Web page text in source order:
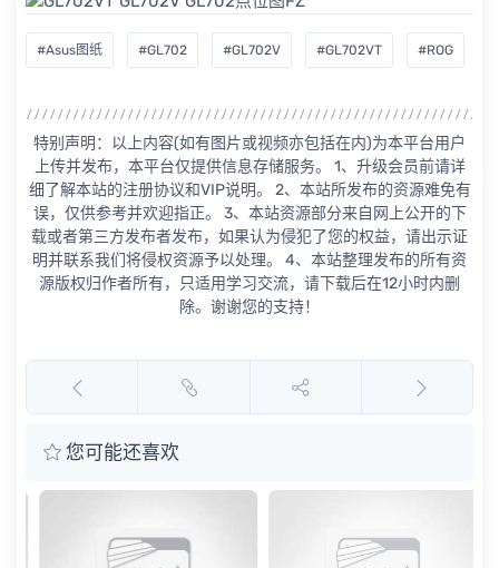
#Asus图纸 #GL702 #GL702V #GL702VT #ROG
特别声明：以上内容(如有图片或视频亦包括在内)为本平台用户
上传并发布，本平台仅提供信息存储服务。 1、升级会员前请详
细了解本站的注册协议和VIP说明。 2、本站所发布的资源难免有
误，仅供参考并欢迎指正。 3、本站资源部分来自网上公开的下
载或者第三方发布者发布，如果认为侵犯了您的权益，请出示证
明并联系我们将侵权资源予以处理。 4、本站整理发布的所有资
源版权归作者所有，只适用学习交流，请下载后在12小时内删
除。谢谢您的支持！
您可能还喜欢